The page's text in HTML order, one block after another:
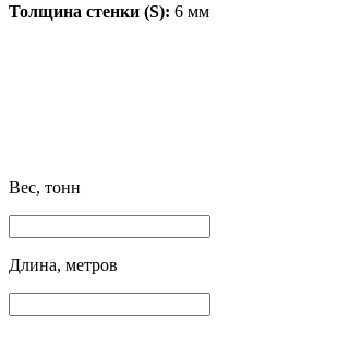
Толщина стенки (S): 6 мм
Вес, тонн
Длина, метров